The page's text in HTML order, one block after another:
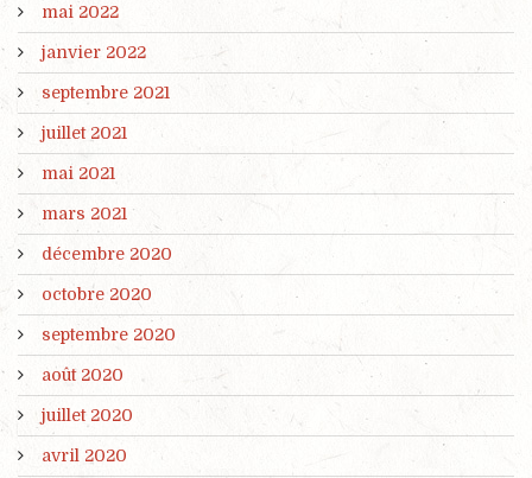
mai 2022
janvier 2022
septembre 2021
juillet 2021
mai 2021
mars 2021
décembre 2020
octobre 2020
septembre 2020
août 2020
juillet 2020
avril 2020